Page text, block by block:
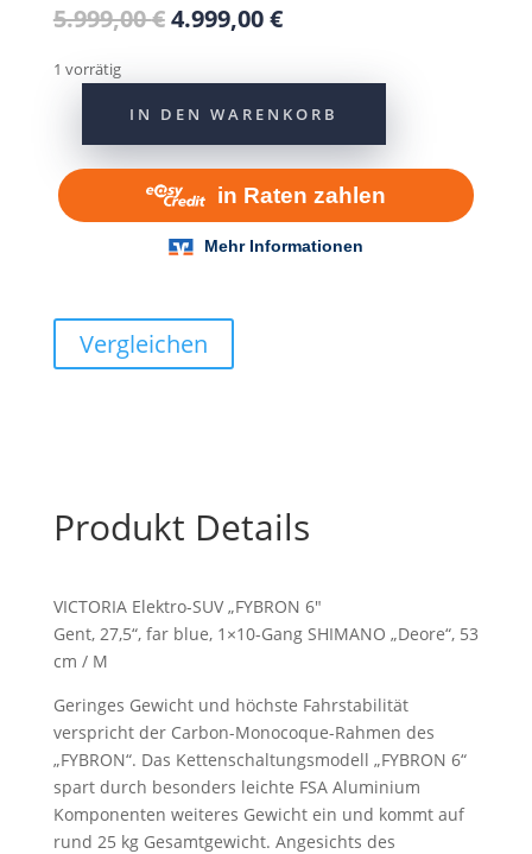
5.999,00€Ursprünglicher
5.999,00 €
4.999,00€Aktueller
4.999,00 €.
1 vorrätig
Gent
27,5"x53
Menge
IN DEN WARENKORB
Vergleichen
Produkt Details
VICTORIA Elektro-SUV „FYBRON 6″
Gent, 27,5“, far blue, 1×10-Gang SHIMANO „Deore“, 53
cm / M
Geringes Gewicht und höchste Fahrstabilität
verspricht der Carbon-Monocoque-Rahmen des
„FYBRON“. Das Kettenschaltungsmodell „FYBRON 6“
spart durch besonders leichte FSA Aluminium
Komponenten weiteres Gewicht ein und kommt auf
rund 25 kg Gesamtgewicht. Angesichts des